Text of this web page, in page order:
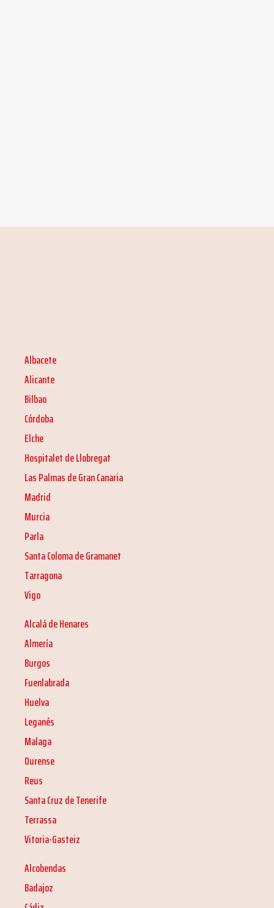
Albacete
Alicante
Bilbao
Córdoba
Elche
Hospitalet de Llobregat
Las Palmas de Gran Canaria
Madrid
Murcia
Parla
Santa Coloma de Gramanet
Tarragona
Vigo
Alcalá de Henares
Almería
Burgos
Fuenlabrada
Huelva
Leganés
Malaga
Ourense
Reus
Santa Cruz de Tenerife
Terrassa
Vitoria-Gasteiz
Alcobendas
Badajoz